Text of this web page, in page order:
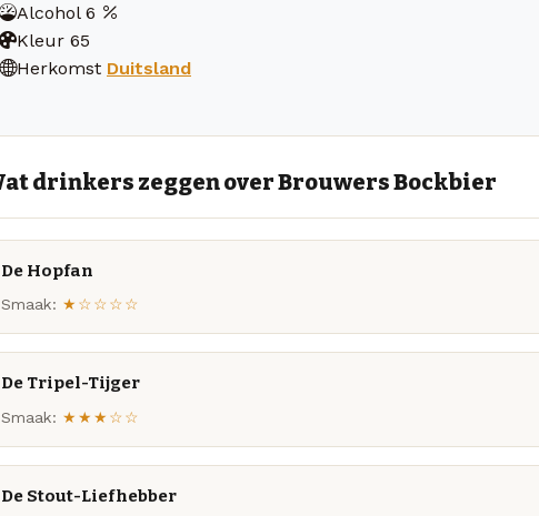
Alcohol 6
Kleur 65
Herkomst Duitsland
drinkers zeggen over Brouwers Bockbier
De Hopfan
Smaak: ★☆☆☆☆
De Tripel-Tijger
Smaak: ★★★☆☆
De Stout-Liefhebber